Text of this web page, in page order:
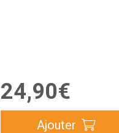
24,90€
Ajouter